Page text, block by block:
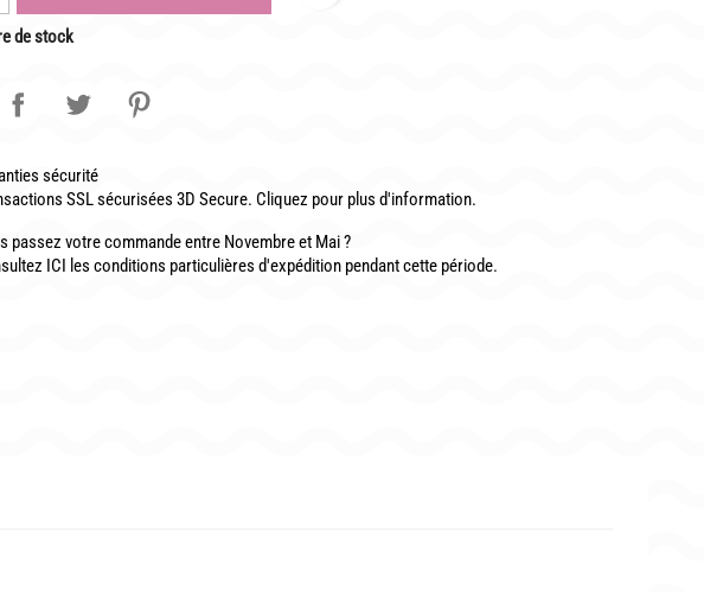
de stock
sécurité
SSL sécurisées 3D Secure. Cliquez pour plus d'information.
passez votre commande entre Novembre et Mai ?
ICI les conditions particulières d'expédition pendant cette période.